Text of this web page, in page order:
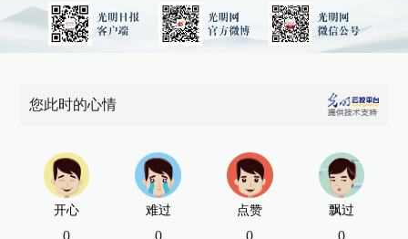
您此时的心情
开心
0
难过
0
点赞
0
飘过
0